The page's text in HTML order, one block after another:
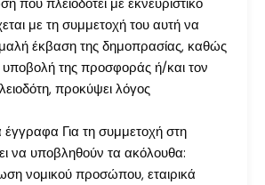
που πλειοδοτεί με εκνευριστικό
με τη συμμετοχή του αυτή να
έκβαση της δημοπρασίας, καθώς
υποβολή της προσφοράς ή/και τον
προκύψει λόγος
έγγραφα Για τη συμμετοχή στη
να υποβληθούν τα ακόλουθα:
νομικού προσώπου, εταιρικά